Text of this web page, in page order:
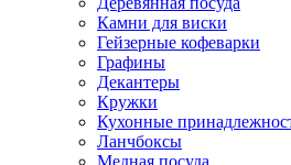
Камни для виски
Гейзерные кофеварки
Графины
Декантеры
Кружки
Кухонные
Ланчбоксы
Медная посуда